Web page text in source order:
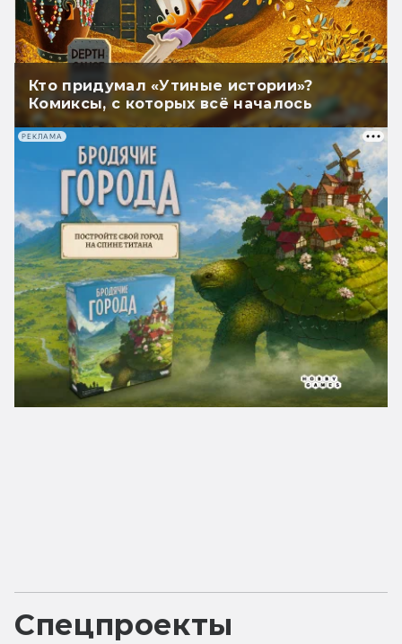
Кто придумал «Утиные истории»?
Комиксы, с которых всё началось
РЕКЛАМА
Спецпроекты